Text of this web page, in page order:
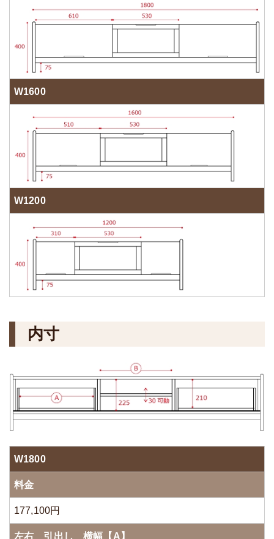
W1600
W1200
内寸
W1800
料金
177,100円
左右 引出し 横幅【A】